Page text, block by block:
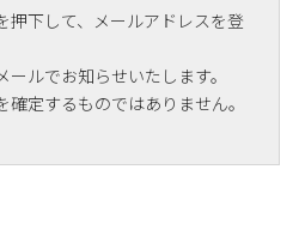
押下して、メールアドレスを登
ルでお知らせいたします。
定するものではありません。